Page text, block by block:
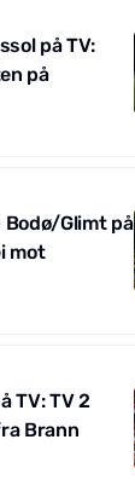
på TV:
på
Bodø/Glimt på
mot
TV: TV 2
Brann